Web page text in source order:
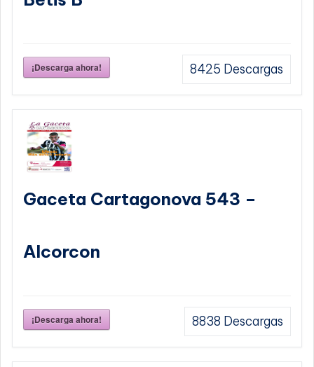
¡Descarga ahora! 8425 Descargas
Gaceta Cartagonova 543 –
Alcorcon
¡Descarga ahora! 8838 Descargas